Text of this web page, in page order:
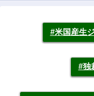
#米国産生
#独